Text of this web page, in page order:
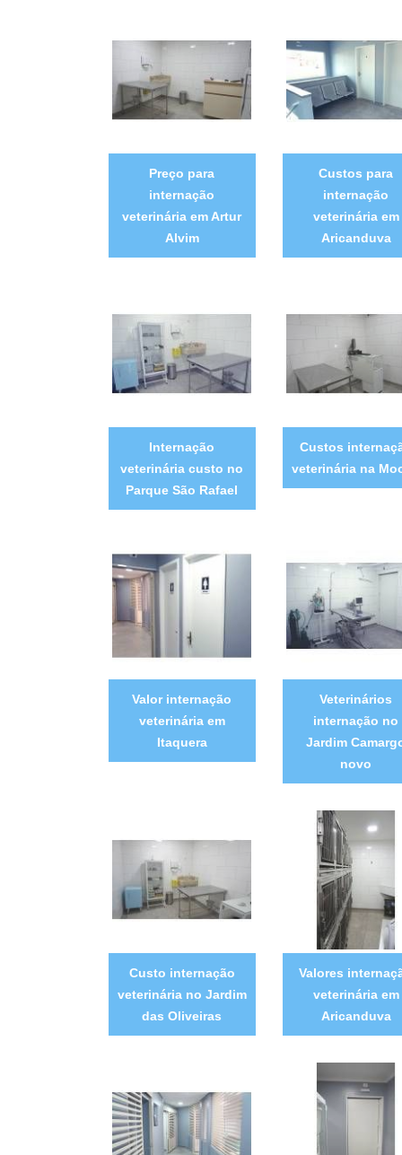
Preço para
internação
veterinária em Artur
Alvim
Custos para
internação
veterinária em
Aricanduva
Internação
veterinária custo no
Parque São Rafael
Custos
veterinária na
Valor internação
veterinária em
Itaquera
Veterinários
internação no
Jardim
novo
Custo internação
veterinária no Jardim
das Oliveiras
Valores
veterinária em
Aricanduva